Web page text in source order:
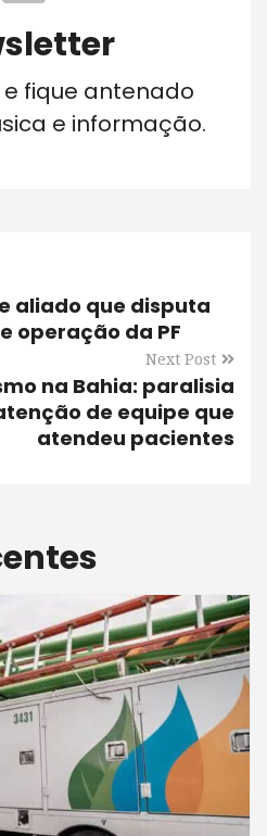
fique antenado
e informação.
aliado que disputa
operação da PF
Next Post
na Bahia: paralisia
de equipe que
atendeu pacientes